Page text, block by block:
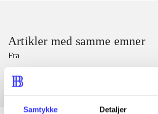
Samtykke Detaljer
Artikler med samme emner
Fra